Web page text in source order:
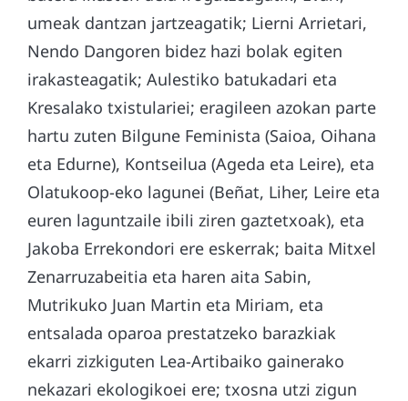
umeak dantzan jartzeagatik; Lierni Arrietari,
Nendo Dangoren bidez hazi bolak egiten
irakasteagatik; Aulestiko batukadari eta
Kresalako txistulariei; eragileen azokan parte
hartu zuten Bilgune Feminista (Saioa, Oihana
eta Edurne), Kontseilua (Ageda eta Leire), eta
Olatukoop-eko lagunei (Beñat, Liher, Leire eta
euren laguntzaile ibili ziren gaztetxoak), eta
Jakoba Errekondori ere eskerrak; baita Mitxel
Zenarruzabeitia eta haren aita Sabin,
Mutrikuko Juan Martin eta Miriam, eta
entsalada oparoa prestatzeko barazkiak
ekarri zizkiguten Lea-Artibaiko gainerako
nekazari ekologikoei ere; txosna utzi zigun